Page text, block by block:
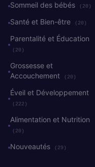
Sommeil des bébés (20)
Santé et Bien-être (20)
Parentalité et Éducation
(20)
Grossesse et
Accouchement
(20)
Éveil et Développement
(222)
Alimentation et Nutrition
(20)
Nouveautés (29)